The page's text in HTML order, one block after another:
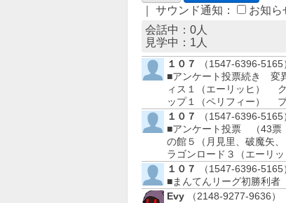
｜ サウンド通知：
お知ら
会話中：0人
見学中： 1 人
１０７
（1547-6396-5165
■アンケート投票続き 変
ィス１（エーリッヒ）
ップ１（ペリフィー）
１０７
（1547-6396-5165
■アンケート投票 （43票
の館５（月見里、破魔矢
ラゴンロード３（エーリ
１０７
（1547-6396-5165
■まんてんリーグ初勝
Evy
（2148-9277-9636）